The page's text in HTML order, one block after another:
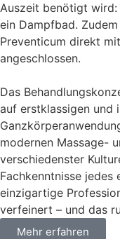
Auszeit benötigt wird:
ein Dampfbad.
Preventicum direkt
angeschlossen.
Das
auf erstklassigen und
modernen Massage-
verschiedenster
Fachkenntnisse jedes
einzigartige
verfeinert – und das
Mehr erfahren